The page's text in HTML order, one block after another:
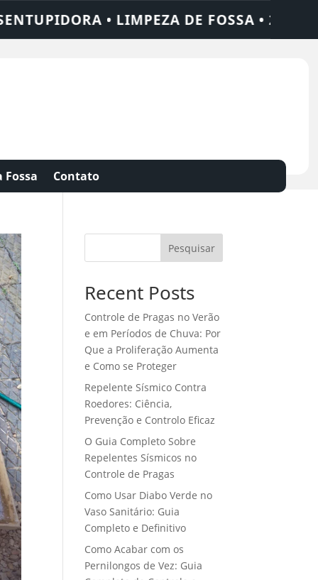
DE FOSSA • 24 HORAS • CHAME
Fossa Contato
Pesquisar
Recent Posts
Controle de Pragas no Verão
e em Períodos de Chuva: Por
Que a Proliferação Aumenta
e Como se Proteger
Repelente Sísmico Contra
Roedores: Ciência,
Prevenção e Controlo Eficaz
O Guia Completo Sobre
Repelentes Sísmicos no
Controle de Pragas
Como Usar Diabo Verde no
Vaso Sanitário: Guia
Completo e Definitivo
Como Acabar com os
Pernilongos de Vez: Guia